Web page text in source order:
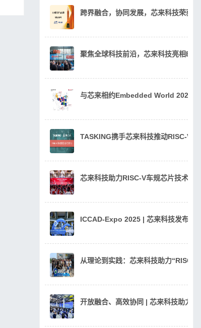
跨界融合，协同发展，芯来科技荣获
聚焦全球科技前沿，芯来科技亮相
与芯来相约Embedded World 2026，
TASKING携手芯来科技推动RISC-V汽
芯来科技助力RISC-V车规芯片技术与
ICCAD-Expo 2025 | 芯来科技发布
从理论到实践：芯来科技助力“RISC-
开放融合、高效协同 | 芯来科技助力